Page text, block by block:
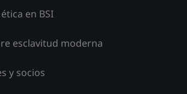
en BSI
esclavitud moderna
y socios